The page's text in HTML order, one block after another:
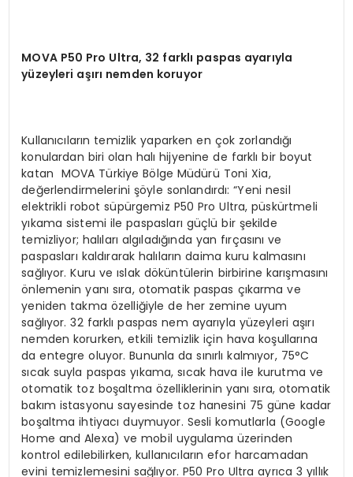
MOVA P50 Pro Ultra, 32 farklı paspas ayarıyla
yüzeyleri aşırı nemden koruyor
Kullanıcıların temizlik yaparken en çok zorlandığı
konulardan biri olan halı hijyenine de farklı bir boyut
katan MOVA Türkiye Bölge Müdürü Toni Xia,
değerlendirmelerini şöyle sonlandırdı: “Yeni nesil
elektrikli robot süpürgemiz P50 Pro Ultra, püskürtmeli
yıkama sistemi ile paspasları güçlü bir şekilde
temizliyor; halıları algıladığında yan fırçasını ve
paspasları kaldırarak halıların daima kuru kalmasını
sağlıyor. Kuru ve ıslak döküntülerin birbirine karışmasını
önlemenin yanı sıra, otomatik paspas çıkarma ve
yeniden takma özelliğiyle de her zemine uyum
sağlıyor. 32 farklı paspas nem ayarıyla yüzeyleri aşırı
nemden korurken, etkili temizlik için hava koşullarına
da entegre oluyor. Bununla da sınırlı kalmıyor, 75°C
sıcak suyla paspas yıkama, sıcak hava ile kurutma ve
otomatik toz boşaltma özelliklerinin yanı sıra, otomatik
bakım istasyonu sayesinde toz hanesini 75 güne kadar
boşaltma ihtiyacı duymuyor. Sesli komutlarla (Google
Home and Alexa) ve mobil uygulama üzerinden
kontrol edilebilirken, kullanıcıların efor harcamadan
evini temizlemesini sağlıyor. P50 Pro Ultra ayrıca 3 yıllık